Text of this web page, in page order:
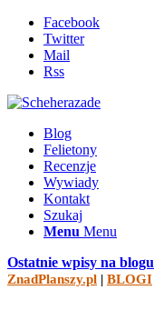
Facebook
Twitter
Mail
Rss
Blog
Felietony
Recenzje
Wywiady
Kontakt
Szukaj
Menu Menu
Ostatnie wpisy na blogu
ZnadPlanszy.pl | BLOGI